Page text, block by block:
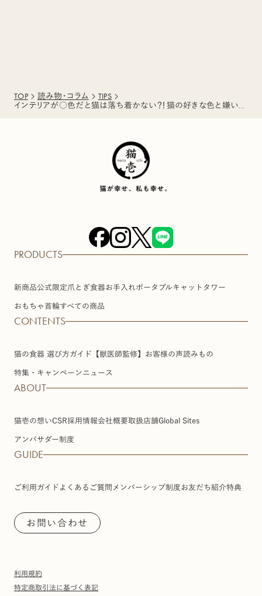
TOP 読み物・コラム
TIPS
インテリアが○色だと猫は落ち着かない？！猫の好きな色と嫌いな色とは？
PRODUCTS
新商品公式限定爪とぎ食器お手入れポータブル キャットタワー
おもちゃ首輪すべての商品
CONTENTS
猫の食器 選び方ガイド【獣医師監修】 お客様の声読みもの
特集・キャンペーンニュース
ABOUT
猫壱の想いCSR採用情報会社概要取扱店舗Global Sites
アンバサダー制度
GUIDE
ご利用ガイド よくあるご質問 メンバーシップ制度お友だち紹介特典
お問い合わせ
利用規約
特定商取引法に基づく表記